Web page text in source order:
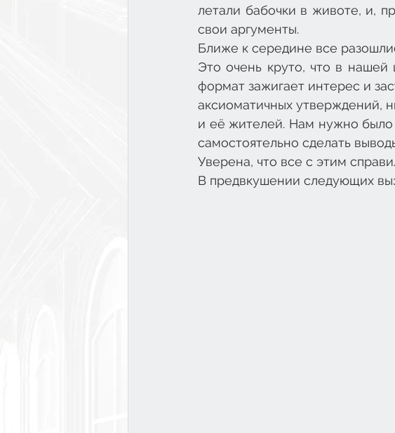
летали бабочки в животе, и,
свои аргументы.
Ближе к середине все
Это очень круто, что в
формат зажигает интерес и
аксиоматичных утверждений,
и её жителей. Нам нужно было
самостоятельно сделать
Уверена, что все с этим
В предвкушении следующих